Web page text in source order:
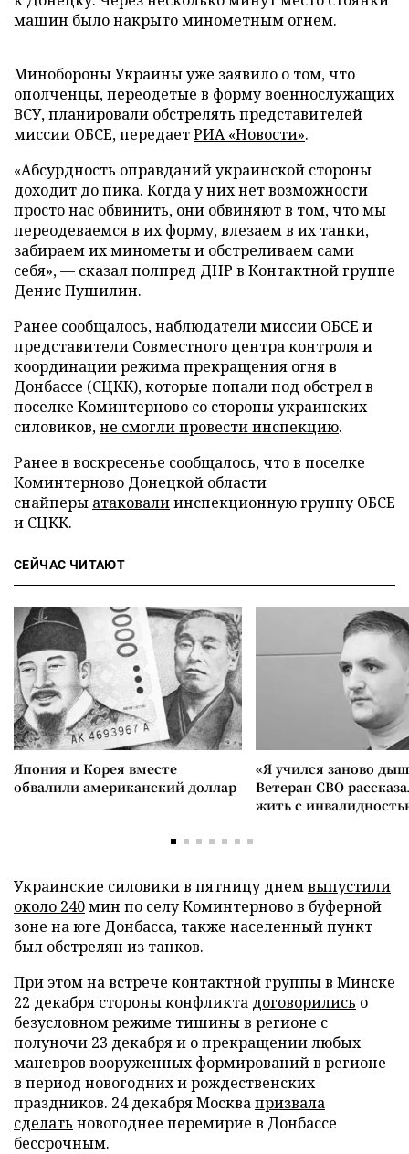
машин было накрыто минометным огнем.
Минобороны Украины уже заявило о том, что
ополченцы, переодетые в форму военнослужащих
ВСУ, планировали обстрелять представителей
миссии ОБСЕ, передаетРИА «Новости».
«Абсурдность оправданий украинской стороны
доходит до пика. Когда у них нет возможности
просто нас обвинить, они обвиняют в том, что мы
переодеваемся в их форму, влезаем в их танки,
забираем их минометы и обстреливаем сами
себя», — сказал полпред ДНР в Контактной группе
Денис Пушилин.
Ранее сообщалось, наблюдатели миссии ОБСЕ и
представители Совместного центра контроля и
координации режима прекращения огня в
Донбассе (СЦКК), которые попали под обстрел в
поселке Коминтерново со стороны украинских
силовиков,не смогли провести инспекцию.
Ранее в воскресенье сообщалось, что в поселке
Коминтерново Донецкой области
снайперы атаковалиинспекционную группу ОБСЕ
и СЦКК.
СЕЙЧАС ЧИТАЮТ
Япония и Корея вместе
обвалили американский доллар
«Я учился заново
Ветеран СВО
жить с
Украинские силовики в пятницу днемвыпустили
около 240мин по селу Коминтерново в буферной
зоне на юге Донбасса, также населенный пункт
был обстрелян из танков.
При этом на встрече контактной группы в Минске
22 декабря стороны конфликта договорились о
безусловном режиме тишины в регионе с
полуночи 23 декабря и о прекращении любых
маневров вооруженных формирований в регионе
в период новогодних и рождественских
праздников. 24 декабря Москвапризвала
сделать новогоднее перемирие в Донбассе
бессрочным.